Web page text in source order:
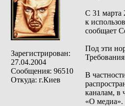
Зарегистрирован:
27.04.2004
Сообщения: 96510
Откуда: г.Киев
С 31 марта
к
сообщает
Под эти
В
каналам, в
«О медиа».